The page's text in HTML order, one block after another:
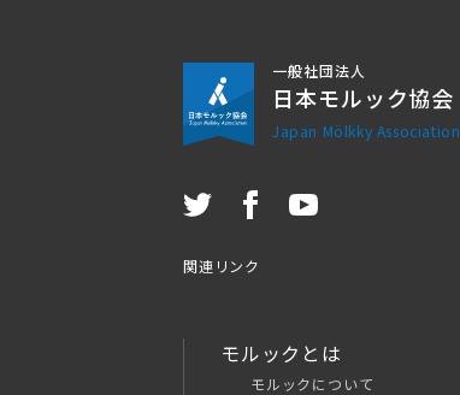
一般社団法人
日本モルック協会
Japan Mölkky Association
関連リンク
モルックとは
モルックについて